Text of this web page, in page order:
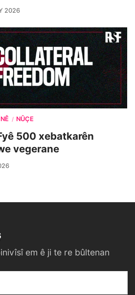
2026
/ NÛÇE
500 xebatkarên
vegerane
em ê ji te re bûltenan